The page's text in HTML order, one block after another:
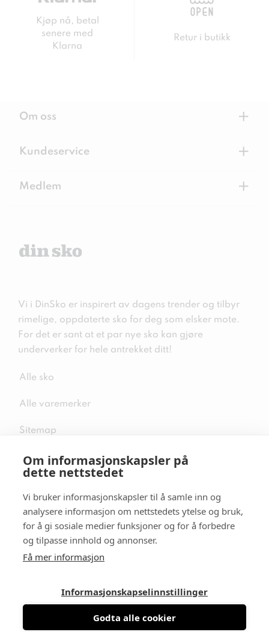
Om informasjonskapsler på
dette nettstedet
Vi bruker informasjonskapsler til å samle inn og
analysere informasjon om nettstedets ytelse og bruk,
for å gi sosiale medier funksjoner og for å forbedre
og tilpasse innhold og annonser.
Få mer informasjon
Informasjonskapselinnstillinger
Godta alle cookier
Kjøp nå, betal
senere med
Klarna
Retur i butikk
Om oss +
Kundeservice +
Medlem +
Vi i DinSko er inspirert av dagens trender og tilbyr
rimelige, oppdaterte sko for deg som elsker mote.
For det er sant at et par nye sko kan gjøre
underverker for hele antrekket ditt!
Alle sko
Alle varemerker
Sitemap
Følg oss i sosiale medier